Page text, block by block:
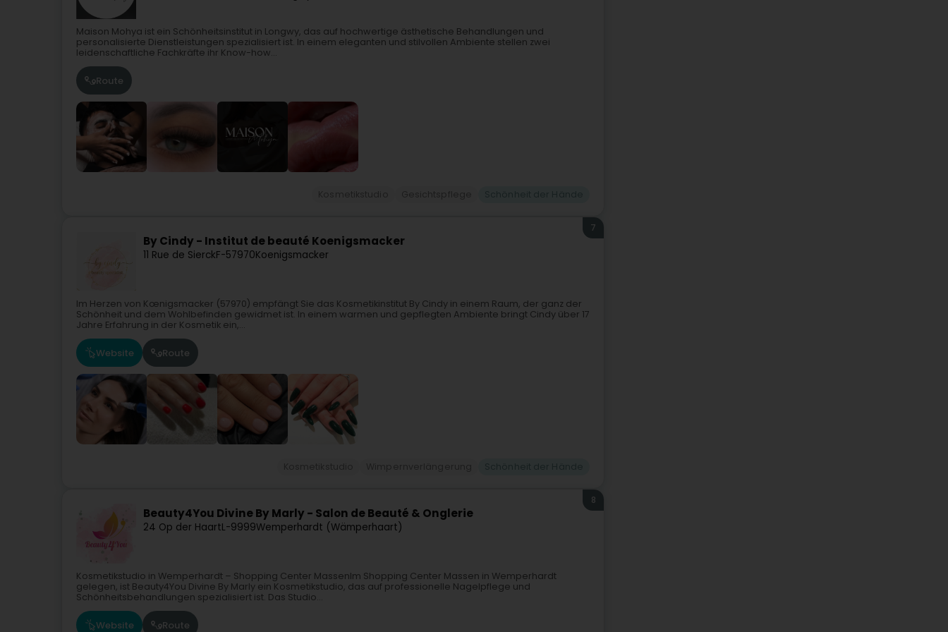
Maison Mohya ist ein Schönheitsinstitut in Longwy, das auf hochwertige ästhetische Behandlungen und
personalisierte Dienstleistungen spezialisiert ist. In einem eleganten und stilvollen Ambiente stellen zwei
leidenschaftliche Fachkräfte ihr Know-how...
Route
By Cindy - Institut de beauté Koenigsmacker
11 Rue de SierckF-57970Koenigsmacker
7
Im Herzen von Kœnigsmacker (57970) empfängt Sie das Kosmetikinstitut By Cindy in einem Raum, der ganz der
Schönheit und dem Wohlbefinden gewidmet ist. In einem warmen und gepflegten Ambiente bringt Cindy über 17
Jahre Erfahrung in der Kosmetik ein,...
Website Route
Beauty4You Divine By Marly - Salon de Beauté & Onglerie
24 Op der HaartL-9999Wemperhardt (Wämperhaart)
8
Kosmetikstudio in Wemperhardt – Shopping Center MassenIm Shopping Center Massen in Wemperhardt
gelegen, ist Beauty4You Divine By Marly ein Kosmetikstudio, das auf professionelle Nagelpflege und
Schönheitsbehandlungen spezialisiert ist. Das Studio...
Website Route